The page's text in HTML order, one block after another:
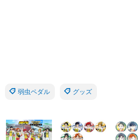
弱虫ペダル グッズ